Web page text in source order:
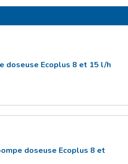
doseuse Ecoplus 8 et 15 l/h
doseuse Ecoplus 8 et